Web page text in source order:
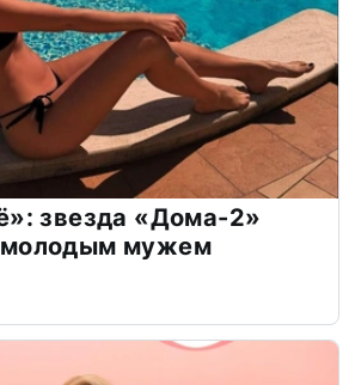
звезда «Дома-2»
молодым мужем